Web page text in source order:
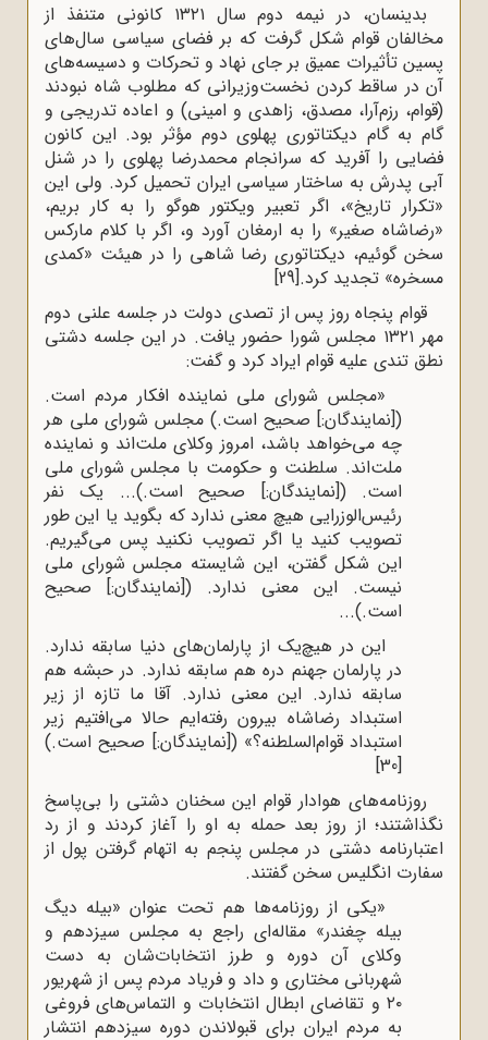
بدینسان، در نیمه دوم سال ۱۳۲۱ کانونی متنفذ از
مخالفان قوام شکل گرفت که بر فضای سیاسی سال‌های
پسین تأثیرات عمیق بر جای نهاد و تحرکات و دسیسه‌های
آن در ساقط کردن نخست‌وزیرانی که مطلوب شاه نبودند
(قوام، رزم‌آرا، مصدق، زاهدی و امینی) و اعاده تدریجی و
گام به گام دیکتاتوری پهلوی دوم مؤثر بود. این کانون
فضایی را آفرید که سرانجام محمدرضا پهلوی را در شنل
آبی پدرش به ساختار سیاسی ایران تحمیل کرد. ولی این
«تکرار تاریخ»، اگر تعبیر ویکتور هوگو را به کار بریم،
«رضاشاه صغیر» را به ارمغان آورد و، اگر با کلام مارکس
سخن گوئیم، دیکتاتوری رضا شاهی را در هیئت «کمدی
مسخره» تجدید کرد.[29]
قوام پنجاه روز پس از تصدی دولت در جلسه علنی دوم
مهر ۱۳۲۱ مجلس شورا حضور یافت. در این جلسه دشتی
نطق تندی علیه قوام ایراد کرد و گفت:
«مجلس شورای ملی نماینده افکار مردم است.
([نمایندگان:] صحیح است.) مجلس شورای ملی هر
چه می‌خواهد باشد، امروز وکلای ملت‌اند و نماینده
ملت‌اند. سلطنت و حکومت با مجلس شورای ملی
است. ([نمایندگان:] صحیح است.)... یک نفر
رئیس‌الوزرایی هیچ معنی ندارد که بگوید یا این طور
تصویب کنید یا اگر تصویب نکنید پس می‌گیریم.
این شکل گفتن، این شایسته مجلس شورای ملی
نیست. این معنی ندارد. ([نمایندگان:] صحیح
است.)...
این در هیچ‌یک از پارلمان‌های دنیا سابقه ندارد.
در پارلمان جهنم دره هم سابقه ندارد. در حبشه هم
سابقه ندارد. این معنی ندارد. آقا ما تازه از زیر
استبداد رضاشاه بیرون رفته‌ایم حالا می‌افتیم زیر
استبداد قوام‌السلطنه؟» ([نمایندگان:] صحیح است.)
[30]
روزنامه‌های هوادار قوام این سخنان دشتی را بی‌پاسخ
نگذاشتند؛ از روز بعد حمله به او را آغاز کردند و از رد
اعتبارنامه دشتی در مجلس پنجم به اتهام گرفتن پول از
سفارت انگلیس سخن گفتند.
«یکی از روزنامه‌ها هم تحت عنوان «بیله دیگ
بیله چغندر» مقاله‌ای راجع به مجلس سیزدهم و
وکلای آن دوره و طرز انتخابات‌شان به دست
شهربانی مختاری و داد و فریاد مردم پس از شهریور
۲۰ و تقاضای ابطال انتخابات و التماس‌های فروغی
به مردم ایران برای قبولاندن دوره سیزدهم انتشار